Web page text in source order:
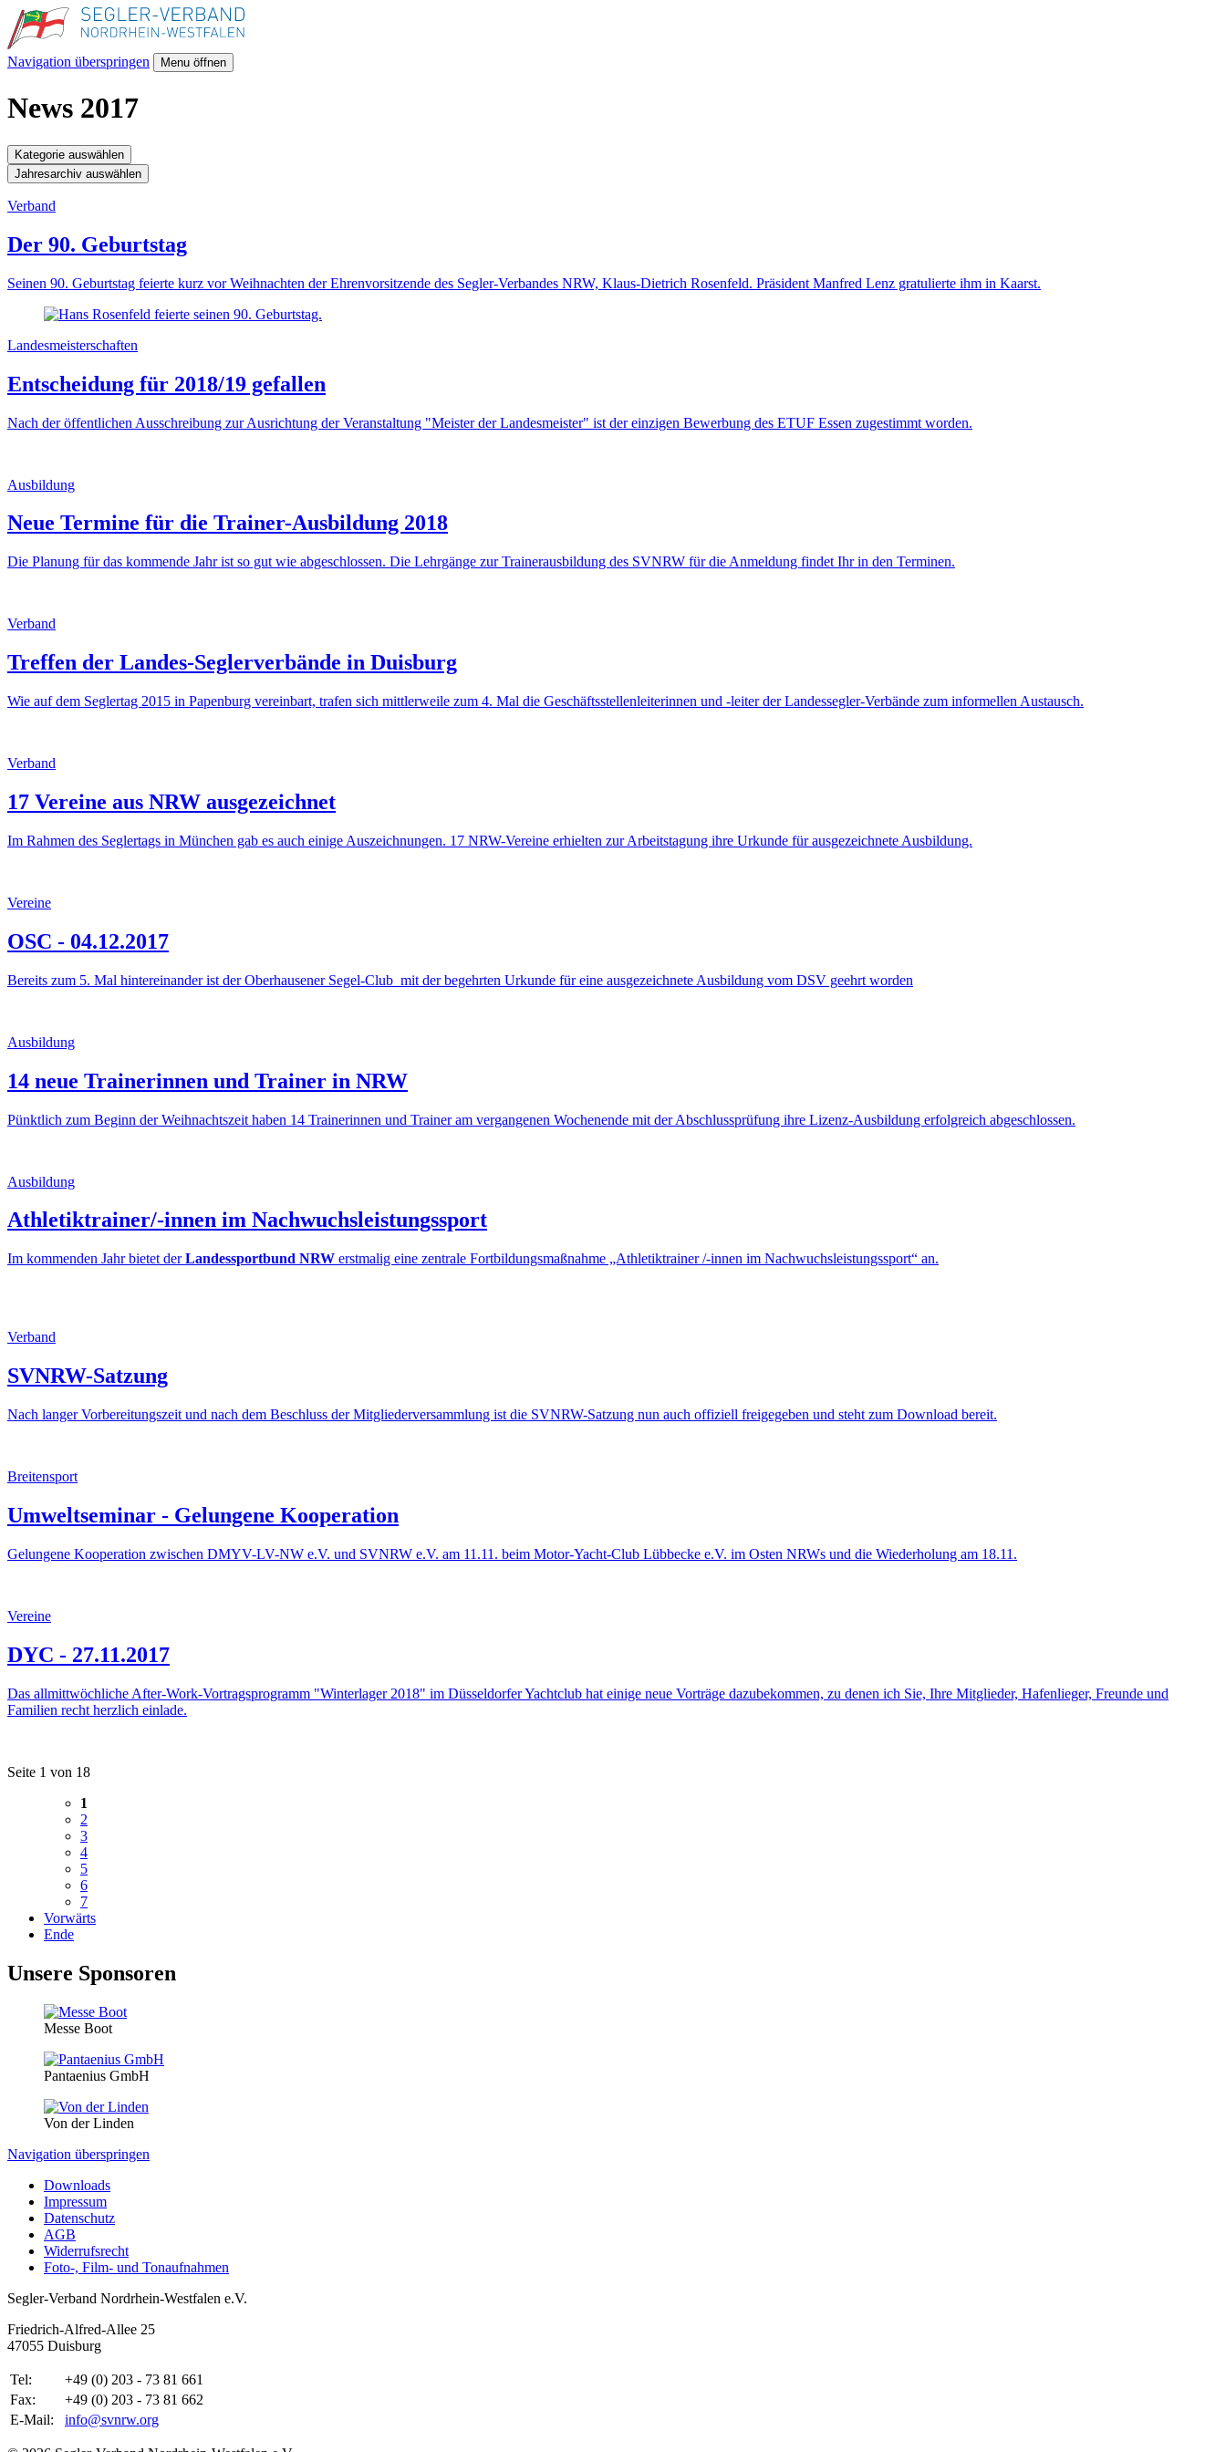
Navigation überspringen Menu öffnen
News 2017
Kategorie auswählen
Jahresarchiv auswählen
Verband
Der 90. Geburtstag
Seinen 90. Geburtstag feierte kurz vor Weihnachten der Ehrenvorsitzende des Segler-Verbandes NRW, Klaus-Dietrich Rosenfeld. Präsident Manfred Lenz gratulierte ihm in Kaarst.
Landesmeisterschaften
Entscheidung für 2018/19 gefallen
Nach der öffentlichen Ausschreibung zur Ausrichtung der Veranstaltung "Meister der Landesmeister" ist der einzigen Bewerbung des ETUF Essen zugestimmt worden.
Ausbildung
Neue Termine für die Trainer-Ausbildung 2018
Die Planung für das kommende Jahr ist so gut wie abgeschlossen. Die Lehrgänge zur Trainerausbildung des SVNRW für die Anmeldung findet Ihr in den Terminen.
Verband
Treffen der Landes-Seglerverbände in Duisburg
Wie auf dem Seglertag 2015 in Papenburg vereinbart, trafen sich mittlerweile zum 4. Mal die Geschäftsstellenleiterinnen und -leiter der Landessegler-Verbände zum informellen Austausch.
Verband
17 Vereine aus NRW ausgezeichnet
Im Rahmen des Seglertags in München gab es auch einige Auszeichnungen. 17 NRW-Vereine erhielten zur Arbeitstagung ihre Urkunde für ausgezeichnete Ausbildung.
Vereine
OSC - 04.12.2017
Bereits zum 5. Mal hintereinander ist der Oberhausener Segel-Club mit der begehrten Urkunde für eine ausgezeichnete Ausbildung vom DSV geehrt worden
Ausbildung
14 neue Trainerinnen und Trainer in NRW
Pünktlich zum Beginn der Weihnachtszeit haben 14 Trainerinnen und Trainer am vergangenen Wochenende mit der Abschlussprüfung ihre Lizenz-Ausbildung erfolgreich abgeschlossen.
Ausbildung
Athletiktrainer/-innen im Nachwuchsleistungssport
Im kommenden Jahr bietet derLandessportbund NRW erstmalig eine zentrale Fortbildungsmaßnahme „Athletiktrainer /-innen im Nachwuchsleistungssport“ an.
Verband
SVNRW-Satzung
Nach langer Vorbereitungszeit und nach dem Beschluss der Mitgliederversammlung ist die SVNRW-Satzung nun auch offiziell freigegeben und steht zum Download bereit.
Breitensport
Umweltseminar - Gelungene Kooperation
Gelungene Kooperation zwischen DMYV-LV-NW e.V. und SVNRW e.V. am 11.11. beim Motor-Yacht-Club Lübbecke e.V. im Osten NRWs und die Wiederholung am 18.11.
Vereine
DYC - 27.11.2017
Das allmittwöchliche After-Work-Vortragsprogramm "Winterlager 2018" im Düsseldorfer Yachtclub hat einige neue Vorträge dazubekommen, zu denen ich Sie, Ihre Mitglieder, Hafenlieger, Freunde und
Familien recht herzlich einlade.
Seite 1 von 18
1
2
3
4
5
6
7
Vorwärts
Ende
Unsere Sponsoren
Messe Boot
Pantaenius GmbH
Von der Linden
Navigation überspringen
Downloads
Impressum
Datenschutz
AGB
Widerrufsrecht
Foto-, Film- und Tonaufnahmen
Segler-Verband Nordrhein-Westfalen e.V.
Friedrich-Alfred-Allee 25
47055 Duisburg
Tel:
+49 (0) 203 - 73 81 661
Fax:
+49 (0) 203 - 73 81 662
E-Mail:
info@svnrw.org